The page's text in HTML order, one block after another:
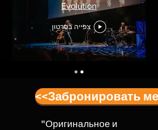
Evolution
צפייה בסרטון
<<Забронировать
"Оригинальное и